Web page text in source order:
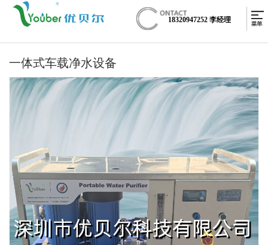
18320947252 李经理
一体式车载净水设备